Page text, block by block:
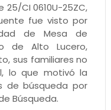
CI 0610U-25ZC,
fue visto por
de Mesa de
de Alto Lucero,
sus familiares no
lo que motivó la
de búsqueda por
Búsqueda.